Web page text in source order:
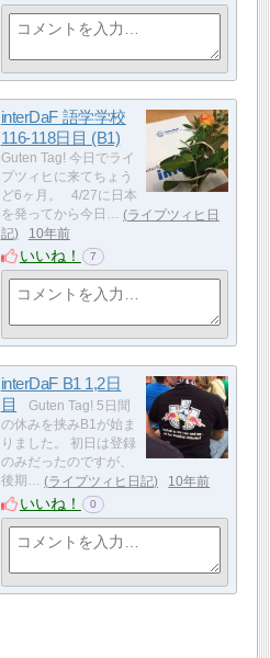
interDaF 語学学校
116-118日目 (B1)
Guten Tag! 今日でライ
プツィヒに来てちょう
ど6ヶ月。 4/27に日本
を発ってから今日…
ライプツィヒ日
記
10年前
いいね！ 7
interDaF B1 1,2日
目
Guten Tag! 5日間
の休みを挟みB1が始ま
りました。 初日は登録
のみだったのですが、
後期…
ライプツィヒ日記 10年前
いいね！ 0